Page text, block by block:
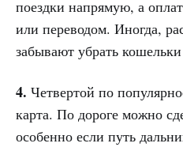
поездки напрямую, а
или переводом. Иногда,
забывают убрать
4. Четвертой по
карта. По дороге можно
особенно если путь